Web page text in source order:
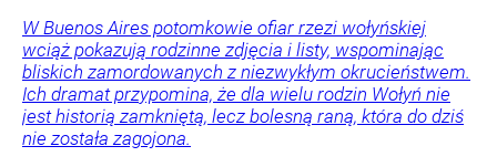
W Buenos Aires potomkowie ofiar rzezi wołyńskiej
wciąż pokazują rodzinne zdjęcia i listy, wspominając
bliskich zamordowanych z niezwykłym okrucieństwem.
Ich dramat przypomina, że dla wielu rodzin Wołyń nie
jest historią zamkniętą, lecz bolesną raną, która do dziś
nie została zagojona.